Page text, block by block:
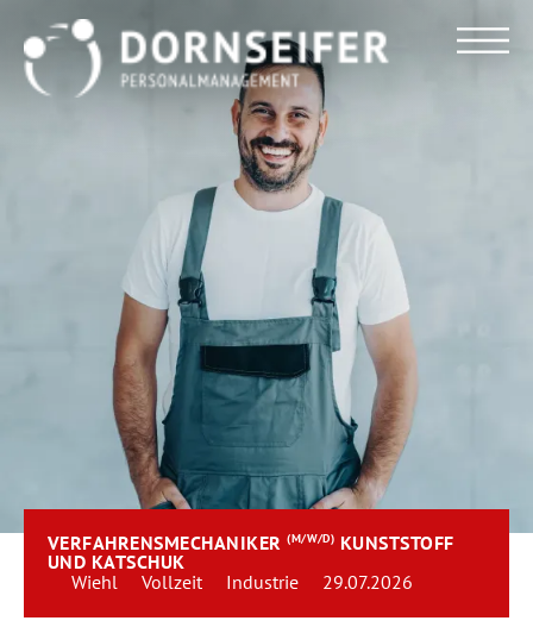
VERFAHRENSMECHANIKER(M/W/D) KUNSTSTOFF
UND KATSCHUK
Wiehl
Vollzeit Industrie 29.07.2026
Für Arbeitnehmer
Für Unternehmen
Dornseifer DNA
Referenzen
Stellenmarkt
Blog
Team
Kontakt